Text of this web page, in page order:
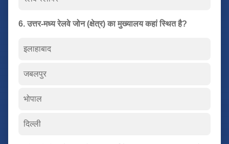
6. उत्तर-मध्य रेलवे जोन (क्षेत्र) का मुख्यालय कहां स्थित है?
इलाहाबाद
जबलपुर
भोपाल
दिल्ली